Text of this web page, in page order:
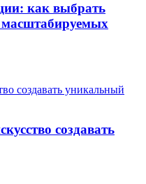
как выбрать
масштабируемых
создавать